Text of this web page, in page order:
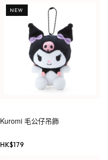
NEW
Kuromi 毛公仔吊飾
HK$179